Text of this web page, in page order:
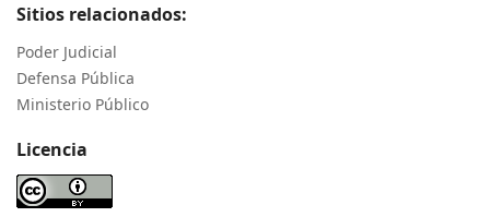
Sitios relacionados:
Poder Judicial
Defensa Pública
Ministerio Público
Licencia